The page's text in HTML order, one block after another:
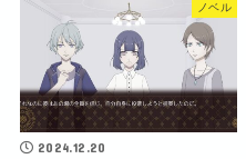
ノベル
2024.12.20